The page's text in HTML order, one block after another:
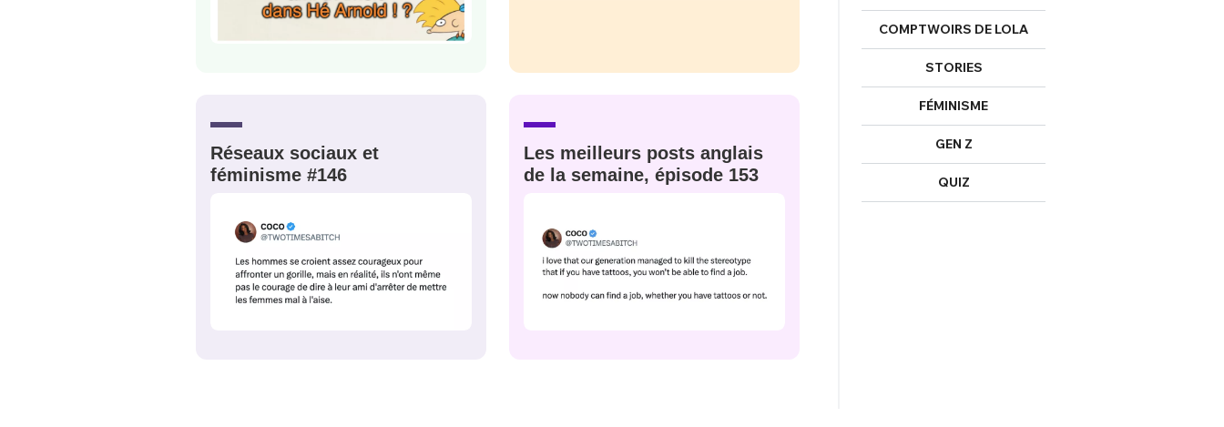
Réseaux sociaux et
féminisme #146
Les meilleurs posts anglais
de la semaine, épisode 153
COMPTWOIRS DE LOLA
STORIES
FÉMINISME
GEN Z
QUIZ
C'EST PARTI